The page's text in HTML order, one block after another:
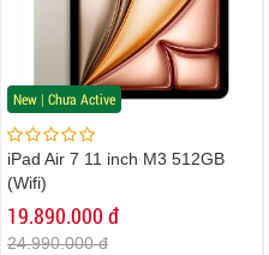
New | Chưa Active
iPad Air 7 11 inch M3 512GB
(Wifi)
19.890.000 đ
24.990.000 đ